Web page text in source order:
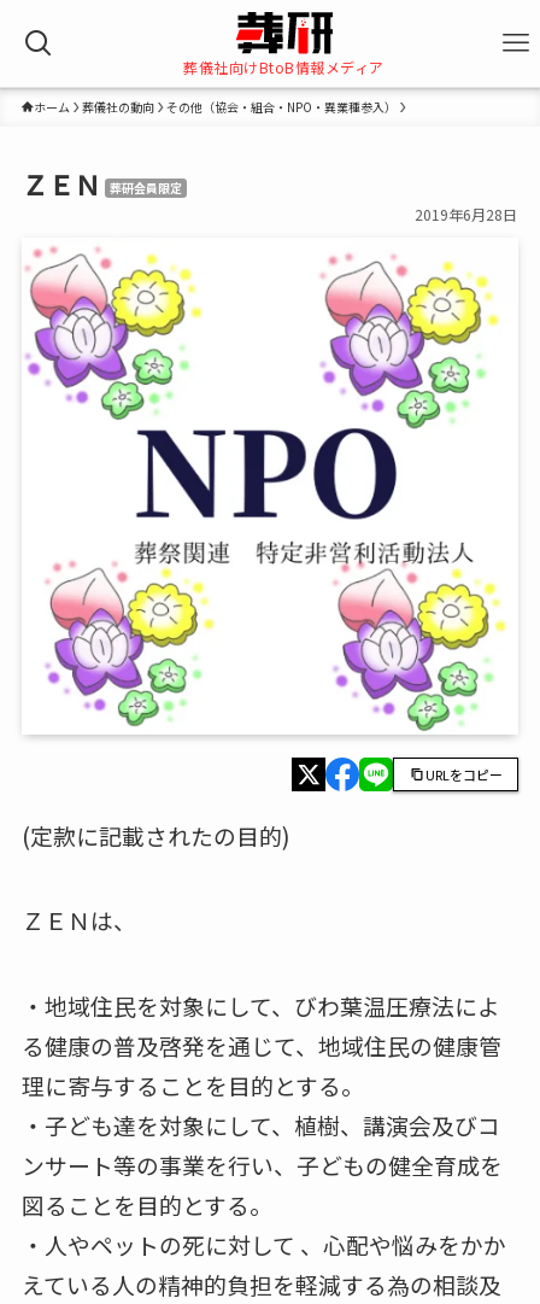
葬儀社向けBtoB情報メディア
ホーム 葬儀社の動向 その他（協会・組合・NPO・異業種参入）
ＺＥＮ 葬研会員限定
2019年6月28日
URLをコピー
(定款に記載されたの目的)
ＺＥＮは、
・地域住民を対象にして、びわ葉温圧療法によ
る健康の普及啓発を通じて、地域住民の健康管
理に寄与することを目的とする。
・子ども達を対象にして、植樹、講演会及びコ
ンサート等の事業を行い、子どもの健全育成を
図ることを目的とする。
・人やペットの死に対して 、心配や悩みをかか
えている人の精神的負担を軽減する為の相談及